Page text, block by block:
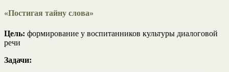
«Постигая тайну слова»
Цель: формирование у воспитанников культуры диалоговой
речи
Задачи: